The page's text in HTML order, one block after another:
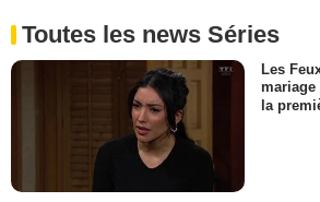
Toutes les news Séries
Les
mariage
la